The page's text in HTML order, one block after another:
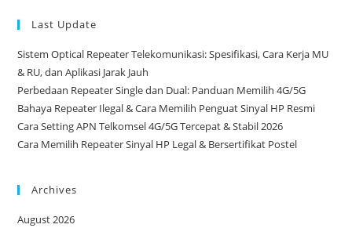
Last Update
Sistem Optical Repeater Telekomunikasi: Spesifikasi, Cara Kerja MU
& RU, dan Aplikasi Jarak Jauh
Perbedaan Repeater Single dan Dual: Panduan Memilih 4G/5G
Bahaya Repeater Ilegal & Cara Memilih Penguat Sinyal HP Resmi
Cara Setting APN Telkomsel 4G/5G Tercepat & Stabil 2026
Cara Memilih Repeater Sinyal HP Legal & Bersertifikat Postel
Archives
August 2026